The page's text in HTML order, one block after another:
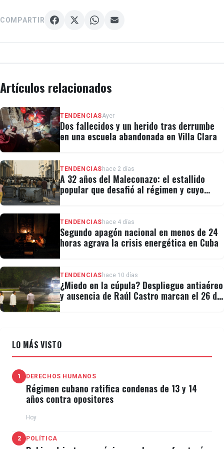
COMPARTIR
Artículos relacionados
TENDENCIASAyer
Dos fallecidos y un herido tras derrumbe
en una escuela abandonada en Villa Clara
TENDENCIAS hace 2 días
A 32 años del Maleconazo: el estallido
popular que desafió al régimen y cuyo
TENDENCIAS hace 4 días
Segundo apagón nacional en menos de 24
horas agrava la crisis energética en Cuba
TENDENCIAS hace 10 días
¿Miedo en la cúpula? Despliegue antiaéreo
y ausencia de Raúl Castro marcan el 26 de
LO MÁS VISTO
1 DERECHOS HUMANOS
Régimen cubano ratifica condenas de 13 y 14
años contra opositores
Hoy
2 POLÍTICA